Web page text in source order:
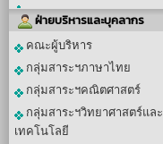
ฝ่ายบริหารและบุคลากร
คณะผู้บริหาร
กลุ่มสาระฯภาษาไทย
กลุ่มสาระฯคณิตศาสตร์
กลุ่มสาระฯวิทยาศาสตร์และ
เทคโนโลยี